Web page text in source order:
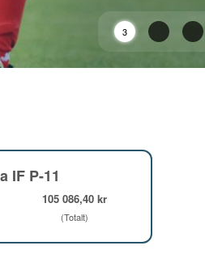
2
IF P-11
105 086,40 kr
(Totalt)